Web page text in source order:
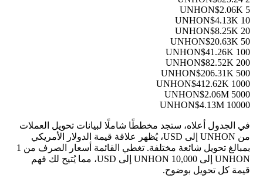
5 UNHON
$2.06K
10 UNHON
$4.13K
20 UNHON
$8.25K
50 UNHON
$20.63K
100 UNHON
$41.26K
200 UNHON
$82.52K
500 UNHON
$206.31K
1000 UNHON
$412.62K
5000 UNHON
$2.06M
10000 UNHON
$4.13M
في الجدول أعلاه، ستجد مخططًا شاملًا لبيانات تحويل العملات
من UNHON إلى USD، يُظهر علاقة قيمة الدولار الأمريكي
بمبالغ تحويل شائعة مختلفة. تغطي القائمة أسعار الصرف من 1
UNHON إلى 10,000 UNHON إلى USD، مما يُتيح لك فهم
قيمة كل تحويل بوضوح.